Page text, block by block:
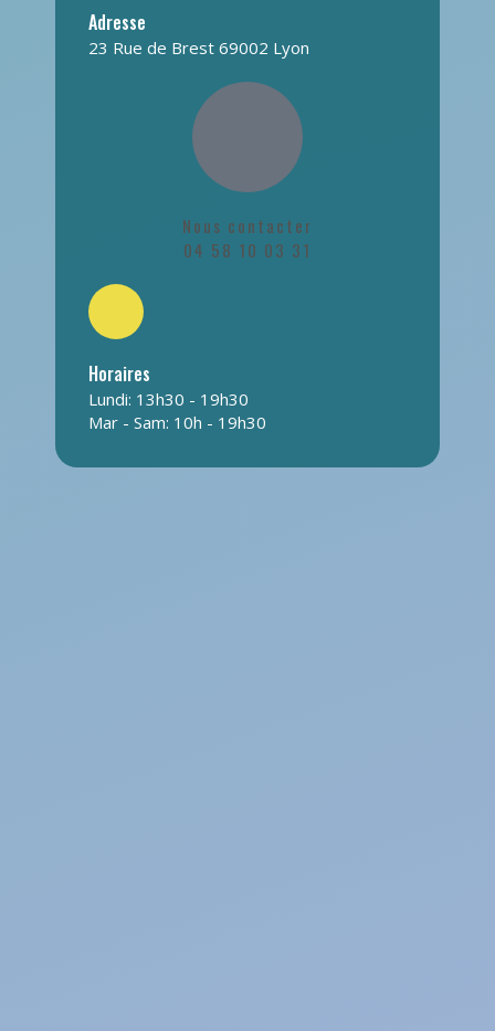
Adresse
23 Rue de Brest 69002 Lyon
Nous contacter
04 58 10 03 31
Horaires
Lundi: 13h30 - 19h30
Mar - Sam: 10h - 19h30